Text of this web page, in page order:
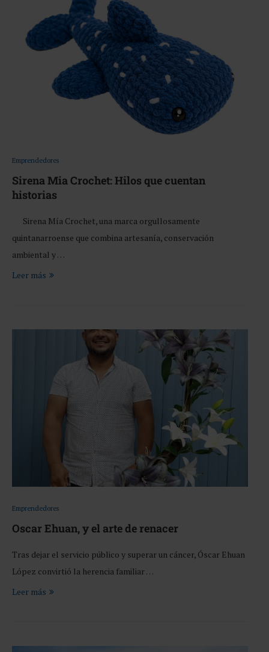
Emprendedores
Sirena Mia Crochet: Hilos que cuentan
historias
Sirena Mía Crochet, una marca orgullosamente
quintanarroense que combina artesanía, conservación
ambiental y …
Leer más
Emprendedores
Oscar Ehuan, y el arte de renacer
Tras dejar el servicio público y superar un cáncer, Óscar Ehuan
López convirtió la herencia familiar …
Leer más